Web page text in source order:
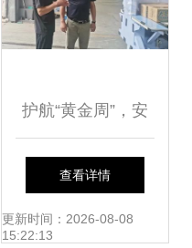
护航“黄金周”，安
全检查不停歇——
构筑全方位环境检
查看详情
更新时间：2026-08-08
15:22:13